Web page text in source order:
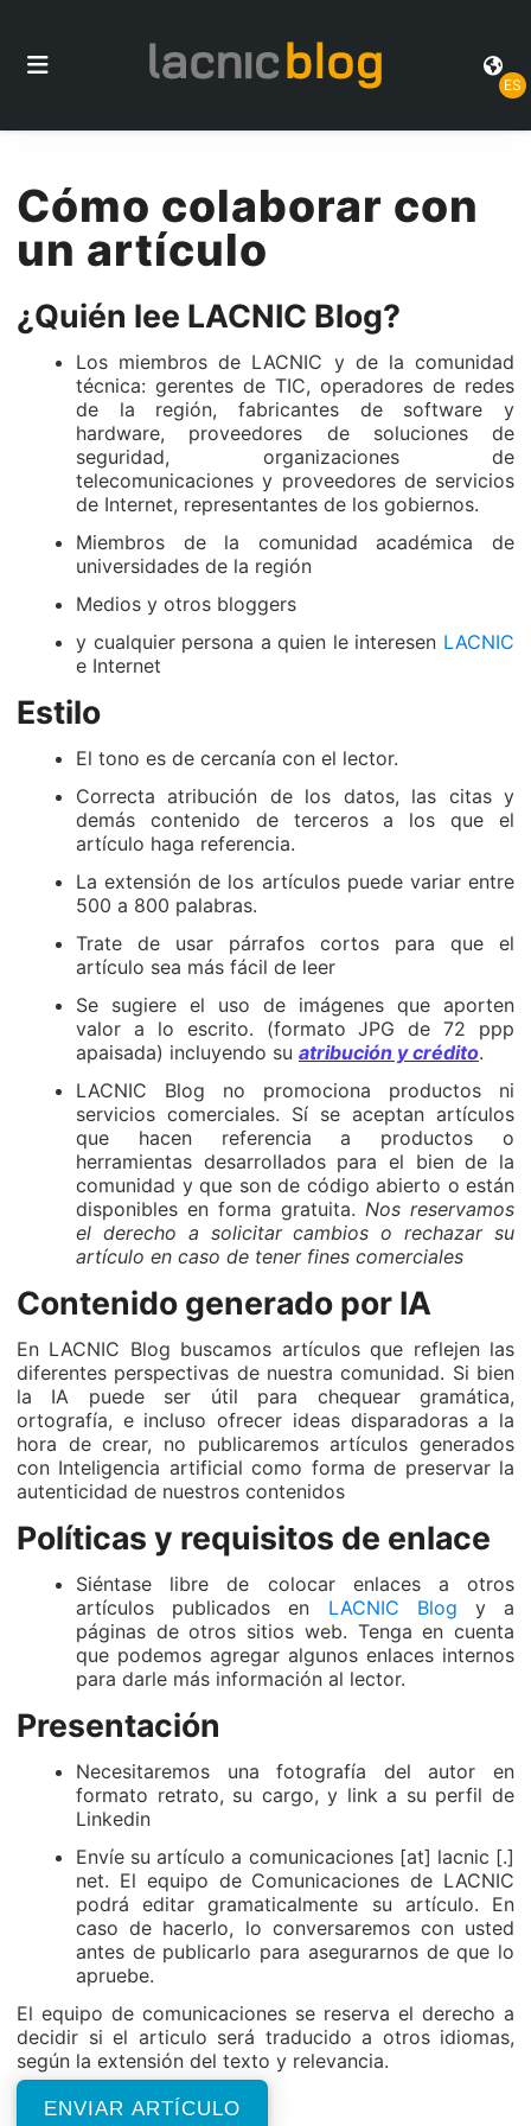
ES
Cómo colaborar con
un artículo
¿Quién lee LACNIC Blog?
Los miembros de LACNIC y de la comunidad
técnica: gerentes de TIC, operadores de redes
de la región, fabricantes de software y
hardware, proveedores de soluciones de
seguridad, organizaciones de
telecomunicaciones y proveedores de servicios
de Internet, representantes de los gobiernos.
Miembros de la comunidad académica de
universidades de la región
Medios y otros bloggers
y cualquier persona a quien le interesen LACNIC
e Internet
Estilo
El tono es de cercanía con el lector.
Correcta atribución de los datos, las citas y
demás contenido de terceros a los que el
artículo haga referencia.
La extensión de los artículos puede variar entre
500 a 800 palabras.
Trate de usar párrafos cortos para que el
artículo sea más fácil de leer
Se sugiere el uso de imágenes que aporten
valor a lo escrito. (formato JPG de 72 ppp
apaisada) incluyendo su atribución y crédito.
LACNIC Blog no promociona productos ni
servicios comerciales. Sí se aceptan artículos
que hacen referencia a productos o
herramientas desarrollados para el bien de la
comunidad y que son de código abierto o están
disponibles en forma gratuita. Nos reservamos
el derecho a solicitar cambios o rechazar su
artículo en caso de tener fines comerciales
Contenido generado por IA
En LACNIC Blog buscamos artículos que reflejen las
diferentes perspectivas de nuestra comunidad. Si bien
la IA puede ser útil para chequear gramática,
ortografía, e incluso ofrecer ideas disparadoras a la
hora de crear, no publicaremos artículos generados
con Inteligencia artificial como forma de preservar la
autenticidad de nuestros contenidos
Políticas y requisitos de enlace
Siéntase libre de colocar enlaces a otros
artículos publicados en LACNIC Blog y a
páginas de otros sitios web. Tenga en cuenta
que podemos agregar algunos enlaces internos
para darle más información al lector.
Presentación
Necesitaremos una fotografía del autor en
formato retrato, su cargo, y link a su perfil de
Linkedin
Envíe su artículo a comunicaciones [at] lacnic [.]
net. El equipo de Comunicaciones de LACNIC
podrá editar gramaticalmente su artículo. En
caso de hacerlo, lo conversaremos con usted
antes de publicarlo para asegurarnos de que lo
apruebe.
El equipo de comunicaciones se reserva el derecho a
decidir si el articulo será traducido a otros idiomas,
según la extensión del texto y relevancia.
ENVIAR ARTÍCULO